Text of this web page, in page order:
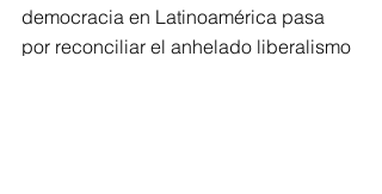
democracia en Latinoamérica pasa
por reconciliar el anhelado liberalismo